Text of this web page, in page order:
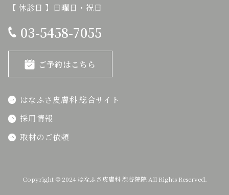
【 休診日 】日曜日・祝日
03-5458-7055
ご予約はこちら
はなふさ皮膚科 総合サイト
採用情報
取材のご依頼
Copyright © 2024 はなふさ皮膚科 渋谷院院 All Rights Reserved.